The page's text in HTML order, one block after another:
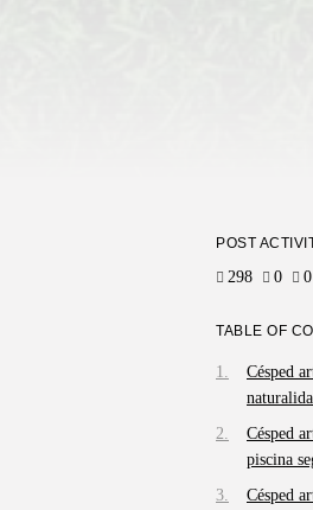
POST
298 0 0
TABLE OF
Césped
Césped
piscina
Césped